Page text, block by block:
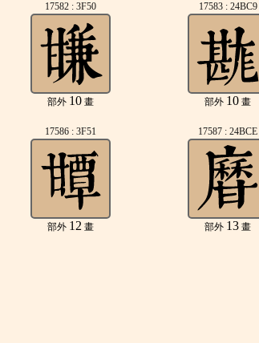
17582 : 3F50
部外 10 畫
17583 : 24BC9
部外 10 畫
17586 : 3F51
部外 12 畫
17587 : 24BCE
部外 13 畫